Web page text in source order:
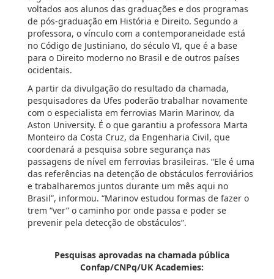
voltados aos alunos das graduações e dos programas
de pós-graduação em História e Direito. Segundo a
professora, o vínculo com a contemporaneidade está
no Código de Justiniano, do século VI, que é a base
para o Direito moderno no Brasil e de outros países
ocidentais.
A partir da divulgação do resultado da chamada,
pesquisadores da Ufes poderão trabalhar novamente
com o especialista em ferrovias Marin Marinov, da
Aston University. É o que garantiu a professora Marta
Monteiro da Costa Cruz, da Engenharia Civil, que
coordenará a pesquisa sobre segurança nas
passagens de nível em ferrovias brasileiras. “Ele é uma
das referências na detenção de obstáculos ferroviários
e trabalharemos juntos durante um mês aqui no
Brasil”, informou. “Marinov estudou formas de fazer o
trem “ver” o caminho por onde passa e poder se
prevenir pela detecção de obstáculos”.
Pesquisas aprovadas na chamada pública
Confap/CNPq/UK Academies: